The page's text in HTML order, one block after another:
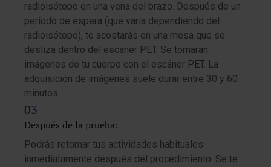
radioisótopo en una vena del brazo. Después de un
período de espera (que varía dependiendo del
radioisótopo), te acostarás en una mesa que se
desliza dentro del escáner PET. Se tomarán
imágenes de tu cuerpo con el escáner PET. La
adquisición de imágenes suele durar entre 30 y 60
minutos.
Después de la prueba:
Podrás retomar tus actividades habituales
inmediatamente después del procedimiento. Se te